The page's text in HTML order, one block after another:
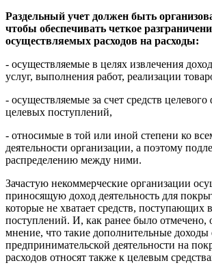
Раздельный учет должен быть
чтобы обеспечивать четкое
осуществляемых расходов на расходы:
- осуществляемые в целях извлечения
услуг, выполнения работ, реализации
- осуществляемые за счет средств
целевых поступлений,
- относимые в той или иной степени ко
деятельности организации, а поэтому
распределению между ними.
Зачастую некоммерческие организации
приносящую доход деятельность для
которые не хватает средств, поступающих
поступлений. И, как ранее было отмечено,
мнение, что такие дополнительные доходы
предпринимательской деятельности на
расходов относят также к целевым